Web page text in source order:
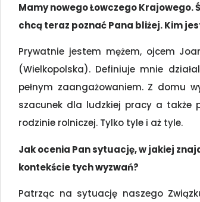
Mamy nowego Łowczego Krajowego.
chcą teraz poznać Pana bliżej. Kim
Prywatnie jestem mężem, ojcem
(Wielkopolska). Definiuje mnie
pełnym zaangażowaniem. Z domu
szacunek dla ludzkiej pracy a także
rodzinie rolniczej. Tylko tyle i aż tyle.
Jak ocenia Pan sytuację, w jakiej
kontekście tych wyzwań?
Patrząc na sytuację naszego